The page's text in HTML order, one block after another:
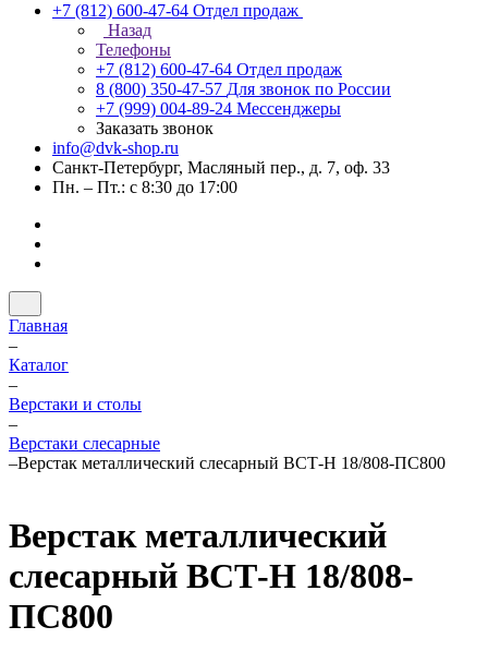
+7 (812) 600-47-64 Отдел продаж
Назад
Телефоны
+7 (812) 600-47-64 Отдел продаж
8 (800) 350-47-57 Для звонок по России
+7 (999) 004-89-24 Мессенджеры
Заказать звонок
info@dvk-shop.ru
Санкт-Петербург, Масляный пер., д. 7, оф. 33
Пн. – Пт.: с 8:30 до 17:00
Главная
–
Каталог
–
Верстаки и столы
–
Верстаки слесарные
–Верстак металлический слесарный ВСТ-Н 18/808-ПС800
Верстак металлический
слесарный ВСТ-Н 18/808-
ПС800